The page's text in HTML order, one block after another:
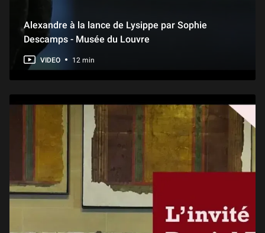
Alexandre à la lance de Lysippe par Sophie
Descamps - Musée du Louvre
VIDEO 12 min